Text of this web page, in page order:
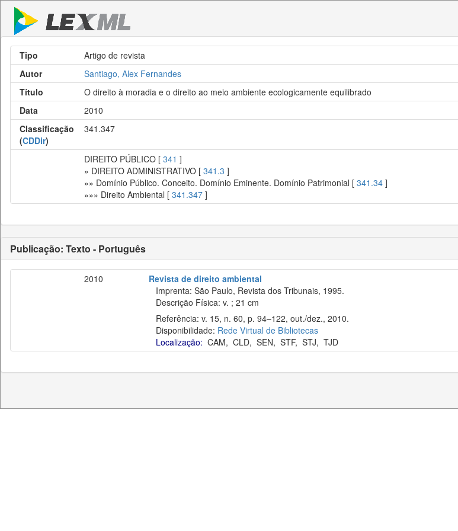
Tipo
Artigo de revista
Autor
Santiago, Alex Fernandes
Título
O direito à moradia e o direito ao meio ambiente ecologicamente equilibrado
Data
2010
Classificação
(CDDir)
341.347
DIREITO PÚBLICO [ 341 ]
» DIREITO ADMINISTRATIVO [ 341.3 ]
»» Domínio Público. Conceito. Domínio Eminente. Domínio Patrimonial [ 341.34 ]
»»» Direito Ambiental [ 341.347 ]
Publicação: Texto - Português
2010
Revista de direito ambiental
Imprenta: São Paulo, Revista dos Tribunais, 1995.
Descrição Física: v. ; 21 cm
Referência: v. 15, n. 60, p. 94–122, out./dez., 2010.
Disponibilidade: Rede Virtual de Bibliotecas
Localização: CAM, CLD, SEN, STF, STJ, TJD